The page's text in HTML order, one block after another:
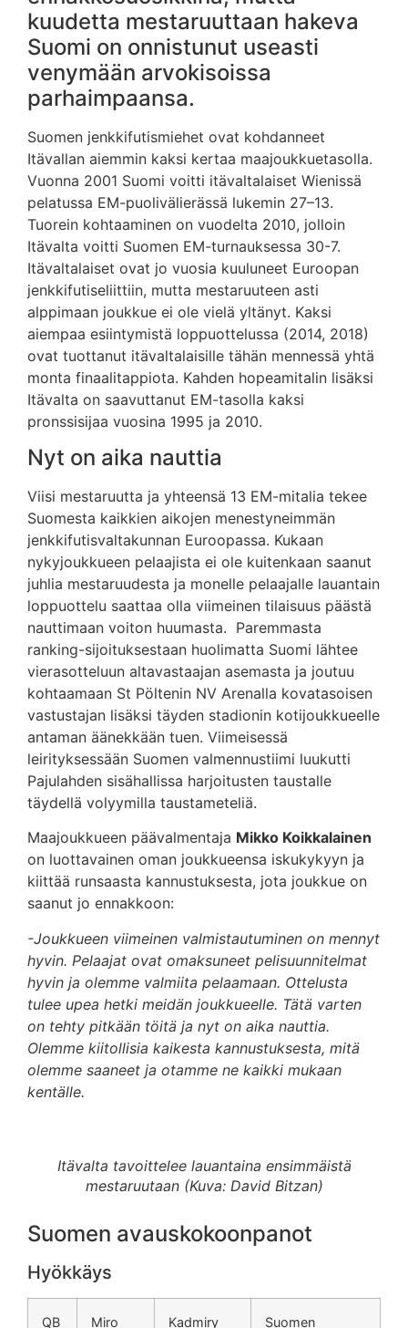
kuudetta mestaruuttaan hakeva
Suomi on onnistunut useasti
venymään arvokisoissa
parhaimpaansa.
Suomen jenkkifutismiehet ovat kohdanneet
Itävallan aiemmin kaksi kertaa maajoukkuetasolla.
Vuonna 2001 Suomi voitti itävaltalaiset Wienissä
pelatussa EM-puolivälierässä lukemin 27–13.
Tuorein kohtaaminen on vuodelta 2010, jolloin
Itävalta voitti Suomen EM-turnauksessa 30-7.
Itävaltalaiset ovat jo vuosia kuuluneet Euroopan
jenkkifutiseliittiin, mutta mestaruuteen asti
alppimaan joukkue ei ole vielä yltänyt. Kaksi
aiempaa esiintymistä loppuottelussa (2014, 2018)
ovat tuottanut itävaltalaisille tähän mennessä yhtä
monta finaalitappiota. Kahden hopeamitalin lisäksi
Itävalta on saavuttanut EM-tasolla kaksi
pronssisijaa vuosina 1995 ja 2010.
Nyt on aika nauttia
Viisi mestaruutta ja yhteensä 13 EM-mitalia tekee
Suomesta kaikkien aikojen menestyneimmän
jenkkifutisvaltakunnan Euroopassa. Kukaan
nykyjoukkueen pelaajista ei ole kuitenkaan saanut
juhlia mestaruudesta ja monelle pelaajalle lauantain
loppuottelu saattaa olla viimeinen tilaisuus päästä
nauttimaan voiton huumasta. Paremmasta
ranking-sijoituksestaan huolimatta Suomi lähtee
vierasotteluun altavastaajan asemasta ja joutuu
kohtaamaan St Pöltenin NV Arenalla kovatasoisen
vastustajan lisäksi täyden stadionin kotijoukkueelle
antaman äänekkään tuen. Viimeisessä
leirityksessään Suomen valmennustiimi luukutti
Pajulahden sisähallissa harjoitusten taustalle
täydellä volyymilla taustameteliä.
Maajoukkueen päävalmentaja Mikko Koikkalainen
on luottavainen oman joukkueensa iskukykyyn ja
kiittää runsaasta kannustuksesta, jota joukkue on
saanut jo ennakkoon:
-Joukkueen viimeinen valmistautuminen on mennyt
hyvin. Pelaajat ovat omaksuneet pelisuunnitelmat
hyvin ja olemme valmiita pelaamaan. Ottelusta
tulee upea hetki meidän joukkueelle. Tätä varten
on tehty pitkään töitä ja nyt on aika nauttia.
Olemme kiitollisia kaikesta kannustuksesta, mitä
olemme saaneet ja otamme ne kaikki mukaan
kentälle.
Itävalta tavoittelee lauantaina ensimmäistä
mestaruutaan (Kuva: David Bitzan)
Suomen avauskokoonpanot
Hyökkäys
QB Miro Kadmiry
Suomen